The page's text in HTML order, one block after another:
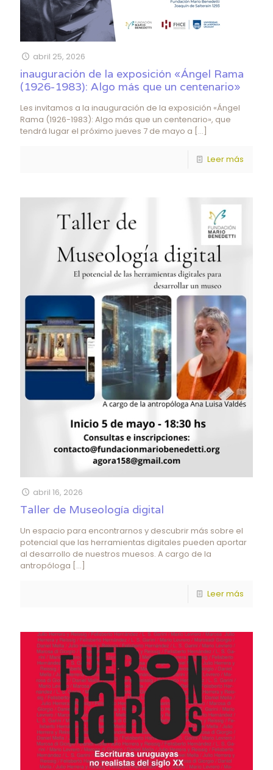
abril 25, 2026
inauguración de la exposición «Ángel Rama
(1926-1983): Algo más que un centenario»
Les invitamos a la inauguración de la exposición «Ángel
Rama (1926-1983): Algo más que un centenario», que
tendrá lugar el próximo jueves 7 de mayo a […]
Leer más
abril 16, 2026
Taller de Museología digital
Un espacio para encontrarnos y descubrir más sobre el
potencial que las herramientas digitales pueden aportar
al desarrollo de nuestros muesos. A cargo de la
antropóloga […]
Leer más